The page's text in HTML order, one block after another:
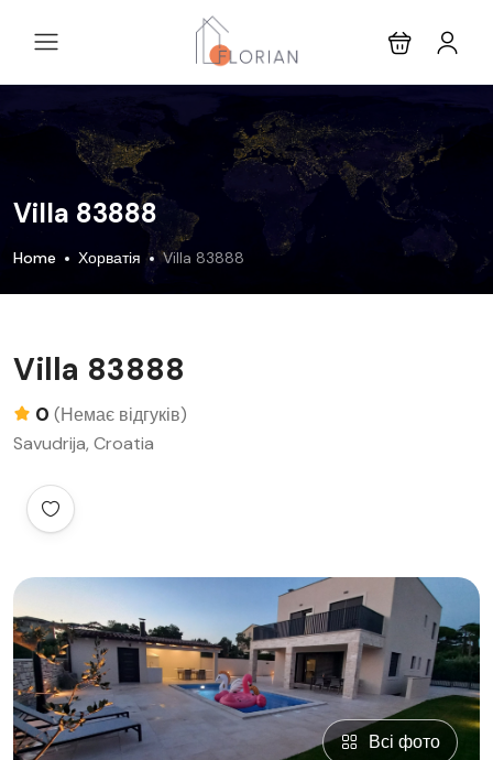
Villa 83888
Home Хорватія Villa 83888
Villa 83888
0 (Немає відгуків)
Savudrija, Croatia
Всі фото